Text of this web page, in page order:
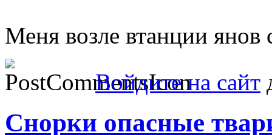
Меня возле втанции янов
Войдите на сайт
Снорки опасные